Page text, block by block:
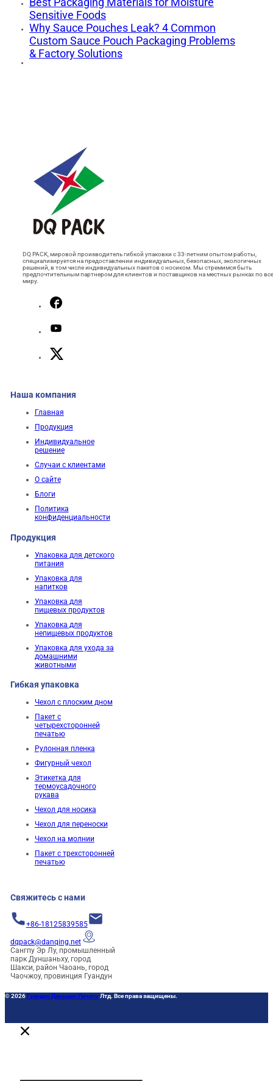
Sensitive Foods
Why Sauce Pouches Leak? 4 Common
Custom Sauce Pouch Packaging Problems
& Factory Solutions
DQ PACK, мировой производитель гибкой упаковки с 33-летним опытом работы,
специализируется на предоставлении индивидуальных, безопасных, экологичных
решений, в том числе индивидуальных пакетов с носиком. Мы стремимся быть
предпочтительным партнером для клиентов и поставщиков на местных рынках по
миру.
Наша компания
Главная
Продукция
Индивидуальное
решение
Случаи с клиентами
О сайте
Блоги
Политика
конфиденциальности
Продукция
Упаковка для детского
питания
Упаковка для
напитков
Упаковка для
пищевых продуктов
Упаковка для
непищевых продуктов
Упаковка для ухода за
домашними
животными
Гибкая упаковка
Чехол с плоским дном
Пакет с
четырехсторонней
печатью
Рулонная пленка
Фигурный чехол
Этикетка для
термоусадочного
рукава
Чехол для носика
Чехол для переноски
Чехол на молнии
Пакет с трехсторонней
печатью
Свяжитесь с нами
+86-18125839585
dqpack@danqing.net
Сангпу Эр Лу, промышленный
парк Дуншаньху, город
Шакси, район Чаоань, город
Чаочжоу, провинция Гуандун
© 2026Гуандун Даньцин ПечатьЛтд. Все права защищены.